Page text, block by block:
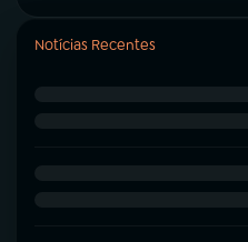
Notícias Recentes